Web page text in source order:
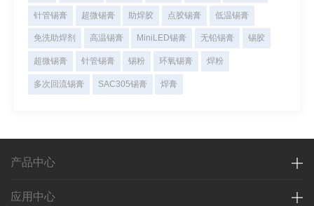
针管锡膏 超微锡膏 助焊胶 点胶锡膏 低温锡膏
免洗助焊剂 高温锡膏 MiniLED锡膏 无铅锡膏 锡胶
超微锡膏 针管锡膏 锡粉 环氧锡膏 焊粉
多次回流锡膏 SAC305锡膏 焊膏
产品中心
应用中心